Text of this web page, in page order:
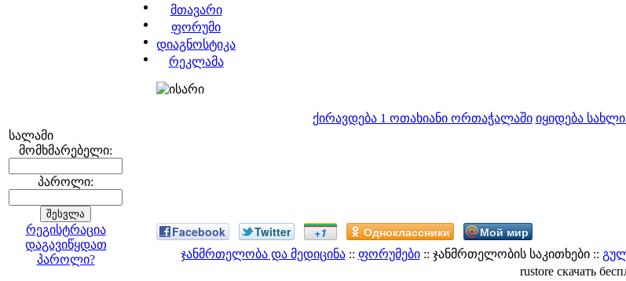
მთავარი
ფორუმი
დიაგნოსტიკა
რეკლამა
ქირავდება 1 ოთახიანი ორთაჭალაში იყიდება
სალამი
მომხმარებელი:
პაროლი:
რეგისტრაცია
დაგავიწყდათ
პაროლი?
Facebook Twitter +1 Одноклассники Мой мир
ჯანმრთელობა და მედიცინა:: ფორუმები:: ჯანმრთელობის საკითხები ::
rustore скачать